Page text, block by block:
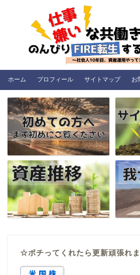
ホーム プロフィール サイトマップ お
☆ポチってくれたら更新頑張れ